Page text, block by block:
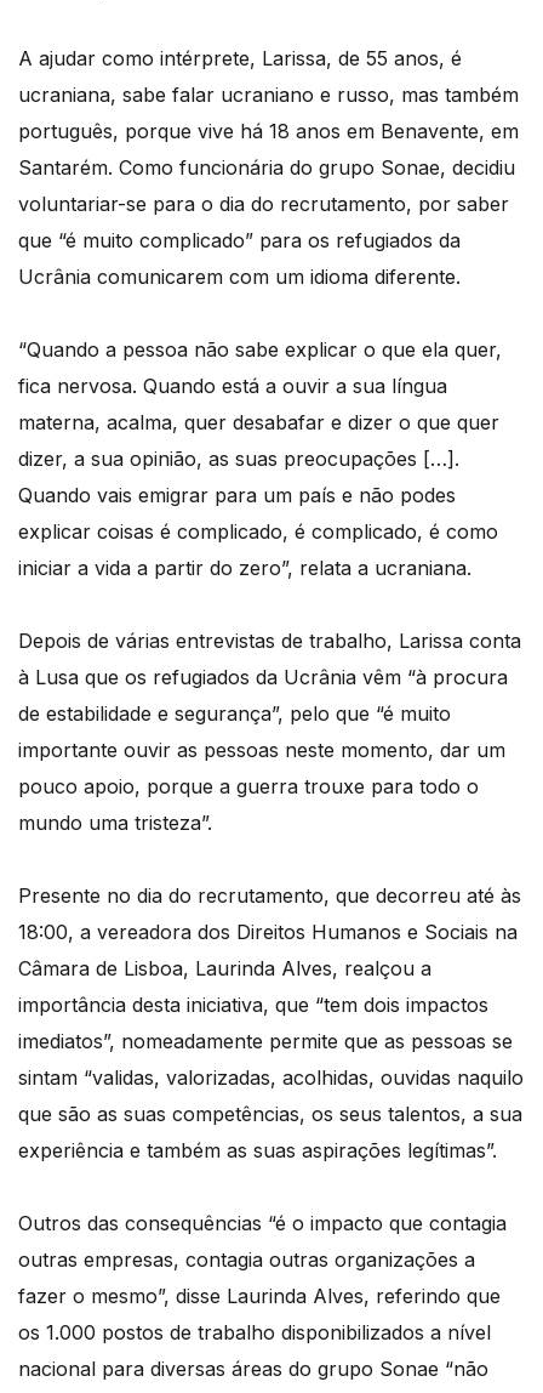
A ajudar como intérprete, Larissa, de 55 anos, é
ucraniana, sabe falar ucraniano e russo, mas também
português, porque vive há 18 anos em Benavente, em
Santarém. Como funcionária do grupo Sonae, decidiu
voluntariar-se para o dia do recrutamento, por saber
que “é muito complicado” para os refugiados da
Ucrânia comunicarem com um idioma diferente.
“Quando a pessoa não sabe explicar o que ela quer,
fica nervosa. Quando está a ouvir a sua língua
materna, acalma, quer desabafar e dizer o que quer
dizer, a sua opinião, as suas preocupações […].
Quando vais emigrar para um país e não podes
explicar coisas é complicado, é complicado, é como
iniciar a vida a partir do zero”, relata a ucraniana.
Depois de várias entrevistas de trabalho, Larissa conta
à Lusa que os refugiados da Ucrânia vêm “à procura
de estabilidade e segurança”, pelo que “é muito
importante ouvir as pessoas neste momento, dar um
pouco apoio, porque a guerra trouxe para todo o
mundo uma tristeza”.
Presente no dia do recrutamento, que decorreu até às
18:00, a vereadora dos Direitos Humanos e Sociais na
Câmara de Lisboa, Laurinda Alves, realçou a
importância desta iniciativa, que “tem dois impactos
imediatos”, nomeadamente permite que as pessoas se
sintam “validas, valorizadas, acolhidas, ouvidas naquilo
que são as suas competências, os seus talentos, a sua
experiência e também as suas aspirações legítimas”.
Outros das consequências “é o impacto que contagia
outras empresas, contagia outras organizações a
fazer o mesmo”, disse Laurinda Alves, referindo que
os 1.000 postos de trabalho disponibilizados a nível
nacional para diversas áreas do grupo Sonae “não